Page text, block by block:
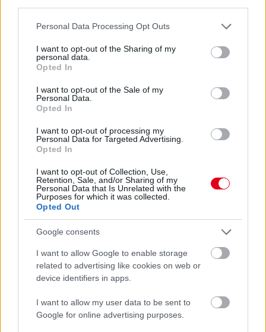
Please note that this website/app uses one or more Google
not limited to your visit or usage behaviour. You may click to
grant or deny consent to Google and its third-party tags to
use your data for below specified purposes in below Google
consent section.
Personal Data Processing Opt Outs
I want to opt-out of the Sharing of my
personal data.
Opted In
I want to opt-out of the Sale of my
Personal Data.
Opted In
I want to opt-out of processing my
Personal Data for Targeted Advertising.
Opted In
I want to opt-out of Collection, Use,
Retention, Sale, and/or Sharing of my
Personal Data that Is Unrelated with the
Purposes for which it was collected.
Opted Out
Google consents
I want to allow Google to enable storage
related to advertising like cookies on web or
device identifiers in apps.
I want to allow my user data to be sent to
Google for online advertising purposes.
Marko szerint a szurkolók nem tudják, mi történik
valójában